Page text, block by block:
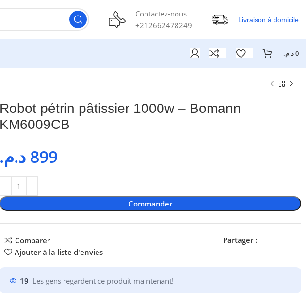
Contactez-nous
+212662478249
Livraison à domicile
0د.م.
Robot pétrin pâtissier 1000w – Bomann
KM6009CB
899 د.م.
Commander
Comparer
Ajouter à la liste d'envies
Partager :
19 Les gens regardent ce produit maintenant!